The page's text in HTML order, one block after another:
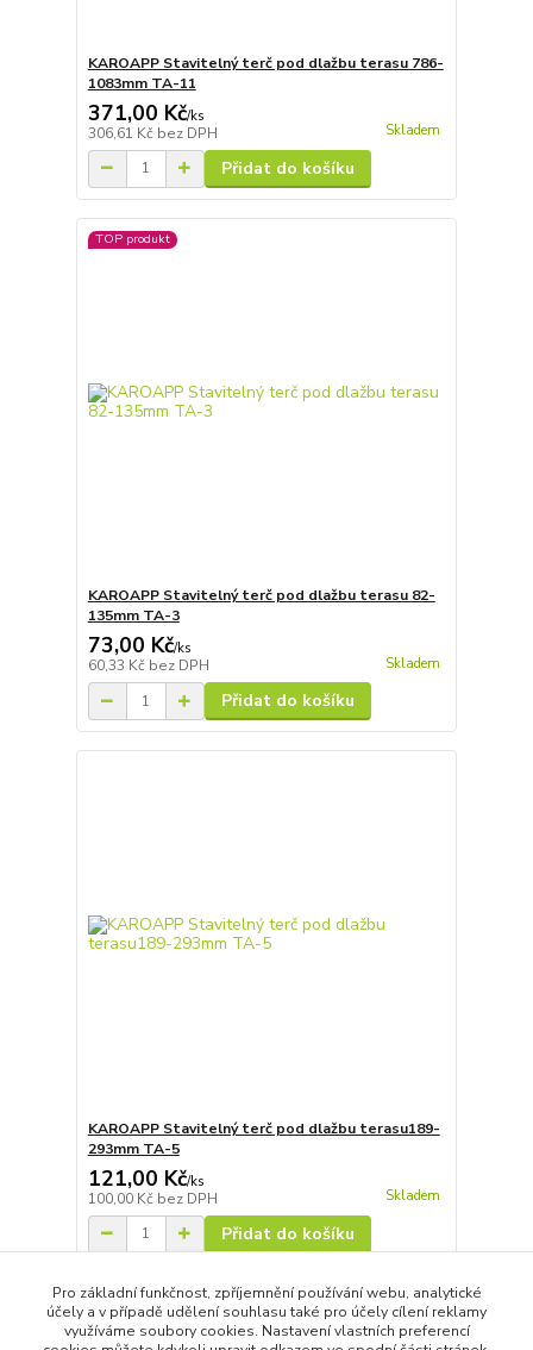
KAROAPP Stavitelný terč pod dlažbu terasu 786-
1083mm TA-11
371,00 Kč/ks
306,61 Kč bez DPH Skladem
Přidat do košíku
TOP produkt
KAROAPP Stavitelný terč pod dlažbu terasu 82-
135mm TA-3
73,00 Kč/ks
60,33 Kč bez DPH Skladem
Přidat do košíku
KAROAPP Stavitelný terč pod dlažbu terasu189-
293mm TA-5
121,00 Kč/ks
100,00 Kč bez DPH Skladem
Přidat do košíku
strana z 1
Pro základní funkčnost, zpříjemnění používání webu, analytické
účely a v případě udělení souhlasu také pro účely cílení reklamy
využíváme soubory cookies. Nastavení vlastních preferencí